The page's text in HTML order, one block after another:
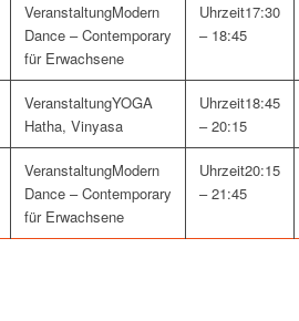
Modern
Dance – Contemporary
für Erwachsene
17:30
– 18:45
YOGA
Hatha, Vinyasa
18:45
– 20:15
Modern
Dance – Contemporary
für Erwachsene
20:15
– 21:45